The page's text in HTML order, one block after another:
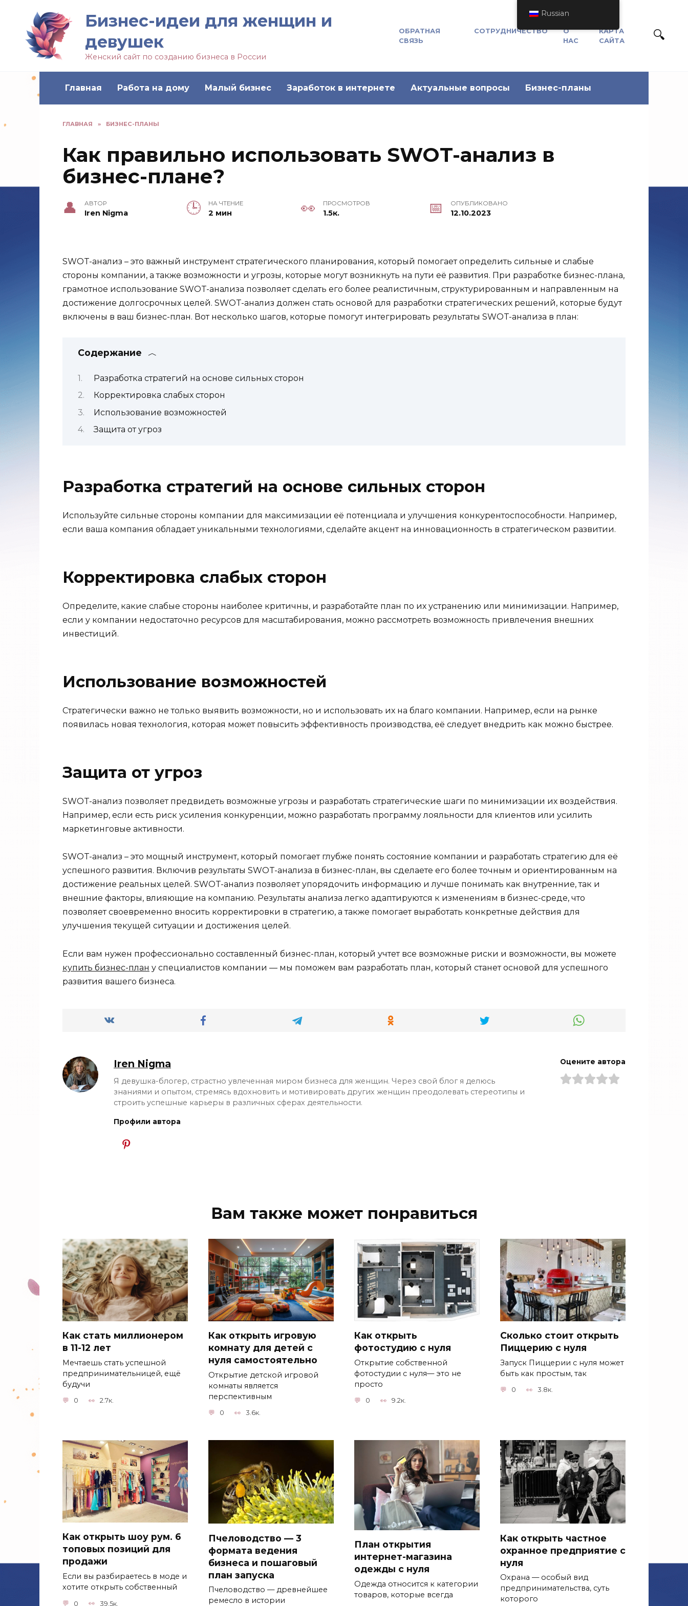
Бизнес-идеи для женщин и
девушек
Женский сайт по созданию бизнеса в России
ОБРАТНАЯ
СВЯЗЬ
СОТРУДНИЧЕСТВО
О
НАС
КАРТА
САЙТА
Главная Работа на дому Малый бизнес Заработок в интернете Актуальные вопросы Бизнес-планы
ГЛАВНАЯ » БИЗНЕС-ПЛАНЫ
Как правильно использовать SWOT-анализ в
бизнес-плане?
АВТОР
Iren Nigma
НА ЧТЕНИЕ
2 мин
ПРОСМОТРОВ
1.5к.
ОПУБЛИКОВАНО
12.10.2023
SWOT-анализ – это важный инструмент стратегического планирования, который помогает определить сильные и слабые
стороны компании, а также возможности и угрозы, которые могут возникнуть на пути её развития. При разработке бизнес-плана,
грамотное использование SWOT-анализа позволяет сделать его более реалистичным, структурированным и направленным на
достижение долгосрочных целей. SWOT-анализ должен стать основой для разработки стратегических решений, которые будут
включены в ваш бизнес-план. Вот несколько шагов, которые помогут интегрировать результаты SWOT-анализа в план:
Содержание
Разработка стратегий на основе сильных сторон
Корректировка слабых сторон
Использование возможностей
Защита от угроз
Разработка стратегий на основе сильных сторон
Используйте сильные стороны компании для максимизации её потенциала и улучшения конкурентоспособности. Например,
если ваша компания обладает уникальными технологиями, сделайте акцент на инновационность в стратегическом развитии.
Корректировка слабых сторон
Определите, какие слабые стороны наиболее критичны, и разработайте план по их устранению или минимизации. Например,
если у компании недостаточно ресурсов для масштабирования, можно рассмотреть возможность привлечения внешних
инвестиций.
Использование возможностей
Стратегически важно не только выявить возможности, но и использовать их на благо компании. Например, если на рынке
появилась новая технология, которая может повысить эффективность производства, её следует внедрить как можно быстрее.
Защита от угроз
SWOT-анализ позволяет предвидеть возможные угрозы и разработать стратегические шаги по минимизации их воздействия.
Например, если есть риск усиления конкуренции, можно разработать программу лояльности для клиентов или усилить
маркетинговые активности.
SWOT-анализ – это мощный инструмент, который помогает глубже понять состояние компании и разработать стратегию для её
успешного развития. Включив результаты SWOT-анализа в бизнес-план, вы сделаете его более точным и ориентированным на
достижение реальных целей. SWOT-анализ позволяет упорядочить информацию и лучше понимать как внутренние, так и
внешние факторы, влияющие на компанию. Результаты анализа легко адаптируются к изменениям в бизнес-среде, что
позволяет своевременно вносить корректировки в стратегию, а также помогает выработать конкретные действия для
улучшения текущей ситуации и достижения целей.
Если вам нужен профессионально составленный бизнес-план, который учтет все возможные риски и возможности, вы можете
купить бизнес-план у специалистов компании — мы поможем вам разработать план, который станет основой для успешного
развития вашего бизнеса.
Iren Nigma
Я девушка-блогер, страстно увлеченная миром бизнеса для женщин. Через свой блог я делюсь
знаниями и опытом, стремясь вдохновить и мотивировать других женщин преодолевать стереотипы и
строить успешные карьеры в различных сферах деятельности.
Профили автора
Оцените автора
Вам также может понравиться
Как стать миллионером
в 11-12 лет
Мечтаешь стать успешной
предпринимательницей, ещё
будучи
0 2.7к.
Как открыть игровую
комнату для детей с
нуля самостоятельно
Открытие детской игровой
комнаты является
перспективным
0 3.6к.
Как открыть
фотостудию с нуля
Открытие собственной
фотостудии с нуля— это не
просто
0 9.2к.
Сколько стоит открыть
Пиццерию с нуля
Запуск Пиццерии с нуля может
быть как простым, так
0 3.8к.
Как открыть шоу рум. 6
топовых позиций для
продажи
Если вы разбираетесь в моде и
хотите открыть собственный
0 39.5к.
Пчеловодство — 3
формата ведения
бизнеса и пошаговый
план запуска
Пчеловодство — древнейшее
ремесло в истории
План открытия
интернет-магазина
одежды с нуля
Одежда относится к категории
товаров, которые всегда
Как открыть частное
охранное предприятие с
нуля
Охрана — особый вид
предпринимательства, суть
которого
Russian